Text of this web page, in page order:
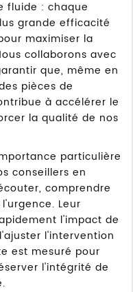
fluide : chaque
grande efficacité
maximiser la
collaborons avec
que, même en
pièces de
à accélérer le
la qualité de nos
particulière
conseillers en
comprendre
Leur
l'impact de
l'intervention
est mesuré pour
l'intégrité de